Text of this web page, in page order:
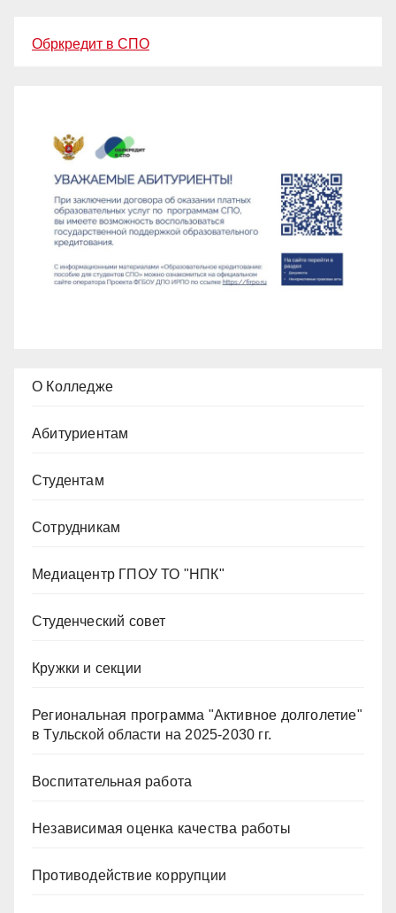
Обркредит в СПО
О Колледже
Абитуриентам
Студентам
Сотрудникам
Медиацентр ГПОУ ТО "НПК"
Студенческий совет
Кружки и секции
Региональная программа "Активное долголетие"
в Тульской области на 2025-2030 гг.
Воспитательная работа
Независимая оценка качества работы
Противодействие коррупции